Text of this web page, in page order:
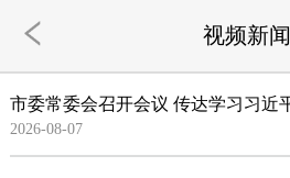
视频新闻
2026-08-07